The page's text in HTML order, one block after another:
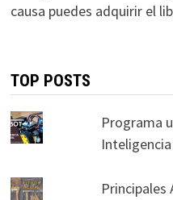
causa puedes adquirir el
TOP POSTS
Programa